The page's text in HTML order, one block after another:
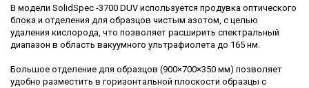
В модели SolidSpec -3700 DUV используется продувка оптического
блока и отделения для образцов чистым азотом, с целью
удаления кислорода, что позволяет расширить спектральный
диапазон в область вакуумного ультрафиолета до 165 нм.
Большое отделение для образцов (900×700×350 мм) позволяет
удобно разместить в горизонтальной плоскости образцы с